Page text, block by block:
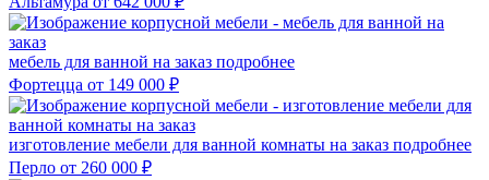
мебель для ванной на заказ подробнее
Фортецца от 149 000 ₽
изготовление мебели для ванной комнаты на заказ подробнее
Перло от 260 000 ₽